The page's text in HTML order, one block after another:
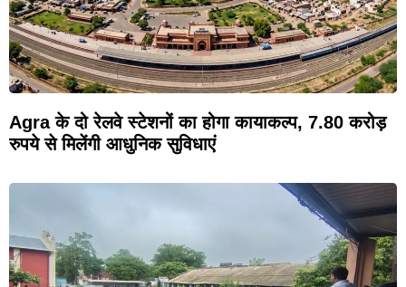
Agra के दो रेलवे स्टेशनों का होगा कायाकल्प, 7.80 करोड़
रुपये से मिलेंगी आधुनिक सुविधाएं